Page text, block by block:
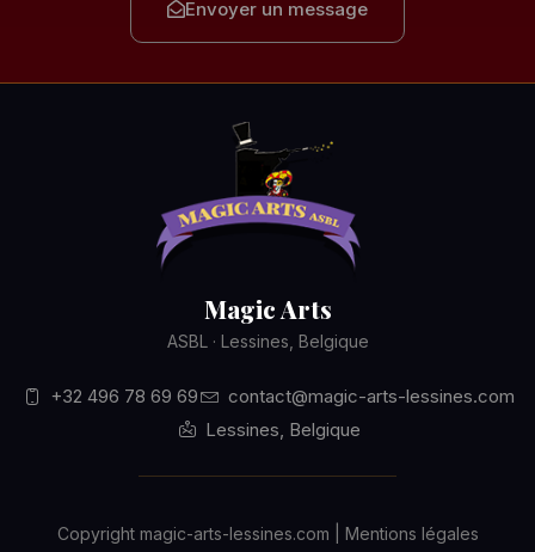
Envoyer un message
Magic Arts
ASBL · Lessines, Belgique
+32 496 78 69 69
contact@magic-arts-lessines.com
Lessines, Belgique
Copyright magic-arts-lessines.com | Mentions légales